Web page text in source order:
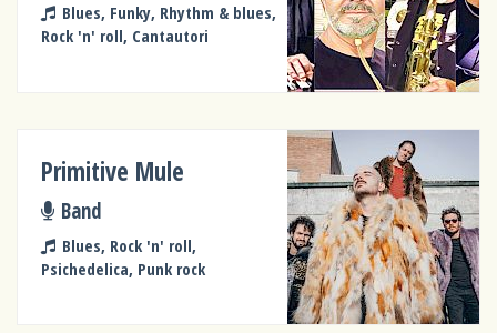
Blues, Funky, Rhythm & blues,
Rock 'n' roll, Cantautori
Primitive Mule
Band
Blues, Rock 'n' roll,
Psichedelica, Punk rock